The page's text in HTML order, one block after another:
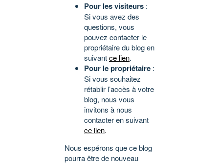
Pour les visiteurs :
Si vous avez des
questions, vous
pouvez contacter le
propriétaire du blog en
suivantce lien.
Pour le propriétaire :
Si vous souhaitez
rétablir l’accès à votre
blog, nous vous
invitons à nous
contacter en suivant
ce lien.
Nous espérons que ce blog
pourra être de nouveau